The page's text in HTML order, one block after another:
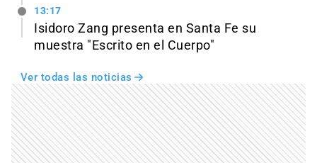
13:17
Isidoro Zang presenta en Santa Fe su
muestra "Escrito en el Cuerpo"
Ver todas las noticias